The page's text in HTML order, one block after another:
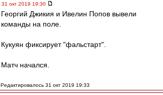
31 окт 2019 19:30
Георгий Джикия и Ивелин Попов вывели
команды на поле.
Кукуян фиксирует "фальстарт".
Матч начался.
Редактировалось 31 окт 2019 19:33